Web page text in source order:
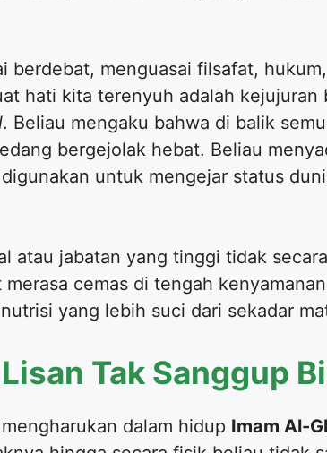
berdebat, menguasai filsafat,
hati kita terenyuh adalah kejujuran
. Beliau mengaku bahwa di balik
bergejolak hebat. Beliau
untuk mengejar status
atau jabatan yang tinggi tidak
cemas di tengah
yang lebih suci dari sekadar
Tak Sanggup
dalam hidup Imam Al-